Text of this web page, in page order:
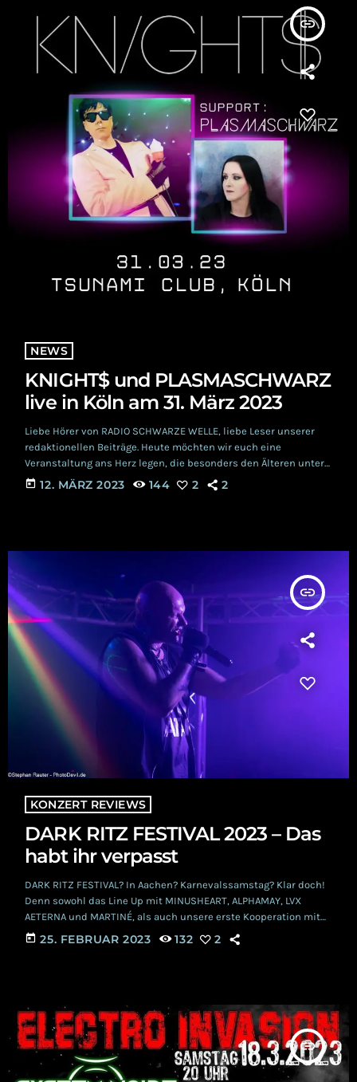
insert_link
NEWS
KNIGHT$ und PLASMASCHWARZ
live in Köln am 31. März 2023
Liebe Hörer von RADIO SCHWARZE WELLE, liebe Leser unserer
redaktionellen Beiträge. Heute möchten wir euch eine
Veranstaltung ans Herz legen, die besonders den Älteren unter
Euch gefallen könnte: Am 31. März werden im Kölner TSUNAMI
Club feinste Electro- und Italo- Pop- Klänge ertönen. Jawoll, eine
today 12. MÄRZ 2023 144 2 2
insert_link
KONZERT REVIEWS
DARK RITZ FESTIVAL 2023 – Das
habt ihr verpasst
DARK RITZ FESTIVAL? In Aachen? Karnevalssamstag? Klar doch!
Denn sowohl das Line Up mit MINUSHEART, ALPHAMAY, LVX
AETERNA und MARTINÉ, als auch unsere erste Kooperation mit
dem teuflisch guten Fotografen Stephan, versprachen ein
wundervolles Kontrastprogramm zum bunten Treiben in der
Nach einer Fahrt ohne besondere Vorkommnisse, war auch […]
today 25. FEBRUAR 2023 132 2
insert_link